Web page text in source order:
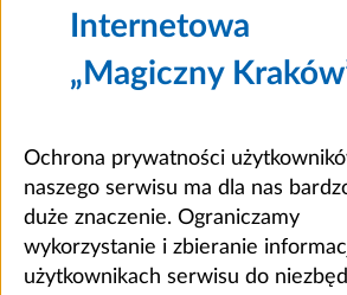
Internetowa
„Magiczny
Ochrona prywatności
naszego serwisu ma dla nas
duże znaczenie. Ograniczamy
wykorzystanie i zbieranie
użytkownikach serwisu do